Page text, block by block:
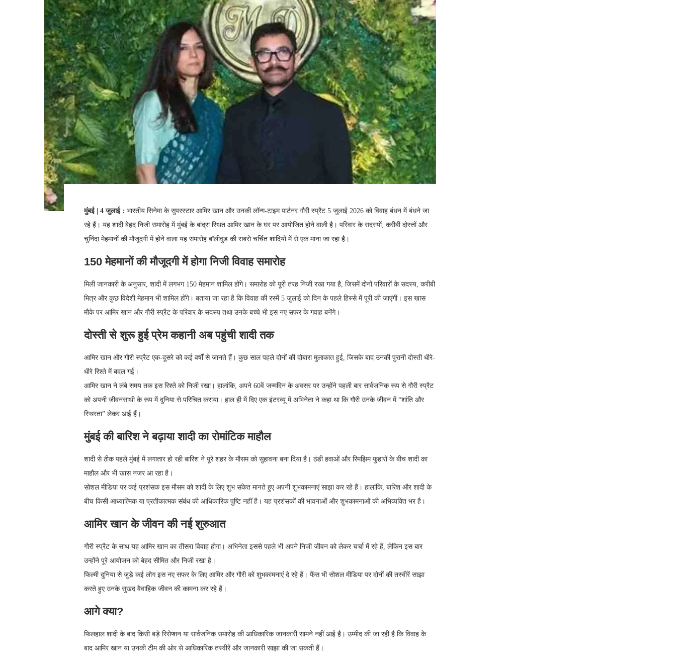
मुंबई | 4 जुलाई : भारतीय सिनेमा के सुपरस्टार आमिर खान और उनकी लॉन्ग-टाइम पार्टनर गौरी स्प्रैट 5 जुलाई 2026 को विवाह बंधन में बंधने जा
रहे हैं। यह शादी बेहद निजी समारोह में मुंबई के बांद्रा स्थित आमिर खान के घर पर आयोजित होने वाली है। परिवार के सदस्यों, करीबी दोस्तों और
चुनिंदा मेहमानों की मौजूदगी में होने वाला यह समारोह बॉलीवुड की सबसे चर्चित शादियों में से एक माना जा रहा है।
150 मेहमानों की मौजूदगी में होगा निजी विवाह समारोह
मिली जानकारी के अनुसार, शादी में लगभग 150 मेहमान शामिल होंगे। समारोह को पूरी तरह निजी रखा गया है, जिसमें दोनों परिवारों के सदस्य, करीबी
मित्र और कुछ विदेशी मेहमान भी शामिल होंगे। बताया जा रहा है कि विवाह की रस्में 5 जुलाई को दिन के पहले हिस्से में पूरी की जाएंगी। इस खास
मौके पर आमिर खान और गौरी स्प्रैट के परिवार के सदस्य तथा उनके बच्चे भी इस नए सफर के गवाह बनेंगे।
दोस्ती से शुरू हुई प्रेम कहानी अब पहुंची शादी तक
आमिर खान और गौरी स्प्रैट एक-दूसरे को कई वर्षों से जानते हैं। कुछ साल पहले दोनों की दोबारा मुलाकात हुई, जिसके बाद उनकी पुरानी दोस्ती धीरे-
धीरे रिश्ते में बदल गई।
आमिर खान ने लंबे समय तक इस रिश्ते को निजी रखा। हालांकि, अपने 60वें जन्मदिन के अवसर पर उन्होंने पहली बार सार्वजनिक रूप से गौरी स्प्रैट
को अपनी जीवनसाथी के रूप में दुनिया से परिचित कराया। हाल ही में दिए एक इंटरव्यू में अभिनेता ने कहा था कि गौरी उनके जीवन में “शांति और
स्थिरता” लेकर आई हैं।
मुंबई की बारिश ने बढ़ाया शादी का रोमांटिक माहौल
शादी से ठीक पहले मुंबई में लगातार हो रही बारिश ने पूरे शहर के मौसम को सुहावना बना दिया है। ठंडी हवाओं और रिमझिम फुहारों के बीच शादी का
माहौल और भी खास नजर आ रहा है।
सोशल मीडिया पर कई प्रशंसक इस मौसम को शादी के लिए शुभ संकेत मानते हुए अपनी शुभकामनाएं साझा कर रहे हैं। हालांकि, बारिश और शादी के
बीच किसी आध्यात्मिक या प्रतीकात्मक संबंध की आधिकारिक पुष्टि नहीं है। यह प्रशंसकों की भावनाओं और शुभकामनाओं की अभिव्यक्ति भर है।
आमिर खान के जीवन की नई शुरुआत
गौरी स्प्रैट के साथ यह आमिर खान का तीसरा विवाह होगा। अभिनेता इससे पहले भी अपने निजी जीवन को लेकर चर्चा में रहे हैं, लेकिन इस बार
उन्होंने पूरे आयोजन को बेहद सीमित और निजी रखा है।
फिल्मी दुनिया से जुड़े कई लोग इस नए सफर के लिए आमिर और गौरी को शुभकामनाएं दे रहे हैं। फैंस भी सोशल मीडिया पर दोनों की तस्वीरें साझा
करते हुए उनके सुखद वैवाहिक जीवन की कामना कर रहे हैं।
आगे क्या?
फिलहाल शादी के बाद किसी बड़े रिसेप्शन या सार्वजनिक समारोह की आधिकारिक जानकारी सामने नहीं आई है। उम्मीद की जा रही है कि विवाह के
बाद आमिर खान या उनकी टीम की ओर से आधिकारिक तस्वीरें और जानकारी साझा की जा सकती हैं।